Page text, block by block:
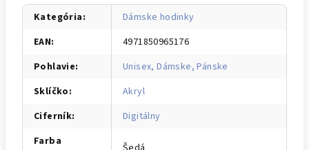
Kategória:
Dámske hodinky
EAN:
4971850965176
Pohlavie:
Unisex, Dámske, Pánske
Sklíčko:
Akryl
Ciferník:
Digitálny
Farba